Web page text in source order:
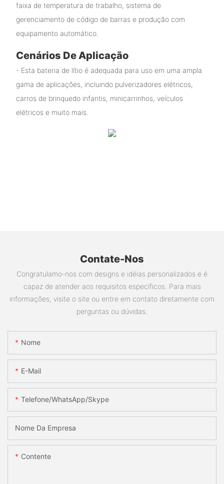
faixa de temperatura de trabalho, sistema de
gerenciamento de código de barras e produção com
equipamento automático.
Cenários De Aplicação
- Esta bateria de lítio é adequada para uso em uma ampla
gama de aplicações, incluindo pulverizadores elétricos,
carros de brinquedo infantis, minicarrinhos, veículos
elétricos e muito mais.
Contate-Nos
Congratulamo-nos com designs e idéias personalizados e é
capaz de atender aos requisitos específicos. Para mais
informações, visite o site ou entre em contato diretamente com
perguntas ou dúvidas.
Nome
E-Mail
Telefone/WhatsApp/Skype
Nome Da Empresa
Contente